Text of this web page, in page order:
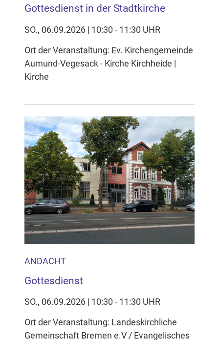
Gottesdienst in der Stadtkirche
SO., 06.09.2026 | 10:30 - 11:30 UHR
Ort der Veranstaltung: Ev. Kirchengemeinde
Aumund-Vegesack - Kirche Kirchheide |
Kirche
ANDACHT
Gottesdienst
SO., 06.09.2026 | 10:30 - 11:30 UHR
Ort der Veranstaltung: Landeskirchliche
Gemeinschaft Bremen e.V / Evangelisches